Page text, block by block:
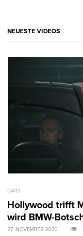
NEUESTE VIDEOS
CARS
Hollywood trifft
wird BMW-
27. NOVEMBER 2020